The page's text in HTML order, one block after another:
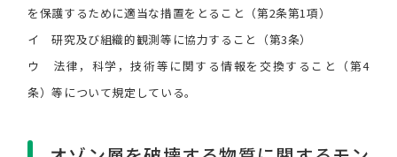
を保護するために適当な措置をとること（第2条第1項）
イ 研究及び組織的観測等に協力すること（第3条）
ウ 法律，科学，技術等に関する情報を交換すること（第4
条）等について規定している。